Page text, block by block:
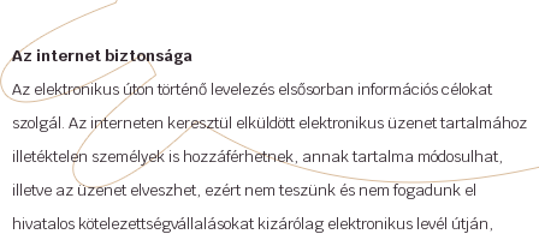
Az internet biztonsága
Az elektronikus úton történő levelezés elsősorban információs célokat
szolgál. Az interneten keresztül elküldött elektronikus üzenet tartalmához
illetéktelen személyek is hozzáférhetnek, annak tartalma módosulhat,
illetve az üzenet elveszhet, ezért nem teszünk és nem fogadunk el
hivatalos kötelezettségvállalásokat kizárólag elektronikus levél útján,